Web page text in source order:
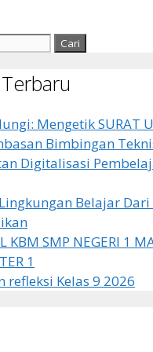
Mengetik SURAT
Bimbingan
Digitalisasi
Belajar
KBM SMP NEGERI 1
1
refleksi Kelas 9 2026